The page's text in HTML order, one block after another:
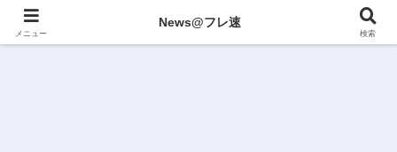
メニュー
News@フレ速
検索